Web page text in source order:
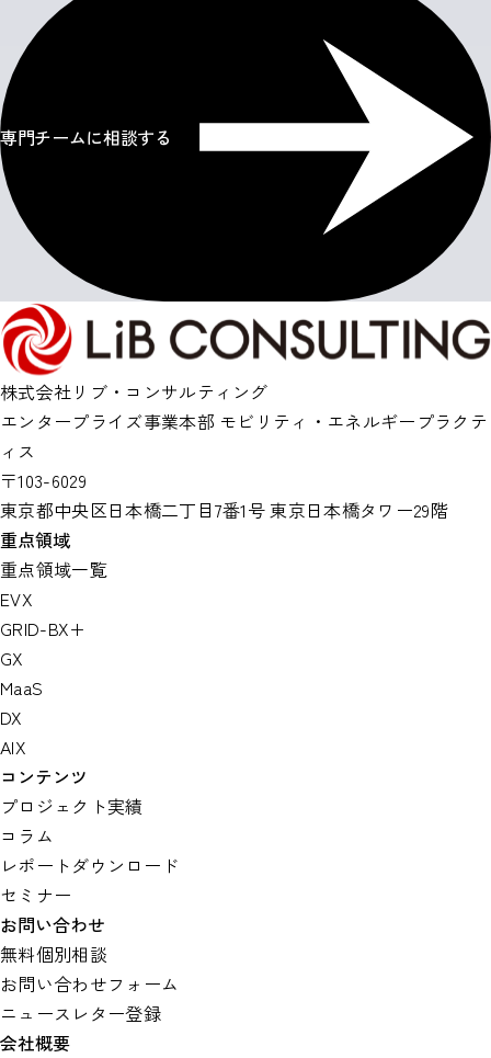
専門チームに相談する
株式会社リブ・コンサルティング
エンタープライズ事業本部 モビリティ・エネルギープラクテ
ィス
〒103-6029
東京都中央区日本橋二丁目7番1号 東京日本橋タワー29階
重点領域
重点領域一覧
EVX
GRID-BX+
GX
MaaS
DX
AIX
コンテンツ
プロジェクト実績
コラム
レポートダウンロード
セミナー
お問い合わせ
無料個別相談
お問い合わせフォーム
ニュースレター登録
会社概要